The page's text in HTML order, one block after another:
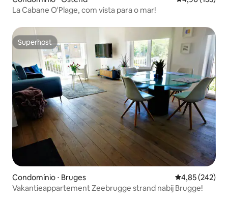
La Cabane O'Plage, com vista para o mar!
Superhost
Superhost
Condomínio ⋅ Bruges 4,85 de uma
4,85 (242)
Vakantieappartement Zeebrugge strand nabij Brugge!